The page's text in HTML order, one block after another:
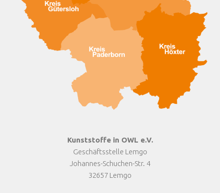
Kunststoffe in OWL e.V.
Geschäftsstelle Lemgo
Johannes-Schuchen-Str. 4
32657 Lemgo